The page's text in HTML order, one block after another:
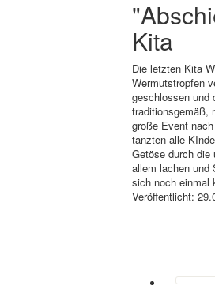
Kita
Die letzten Kita
Wermutstropfen
geschlossen und
traditionsgemäß,
große Event
tanzten alle
Getöse durch die
allem lachen und
sich noch einmal
Veröffentlicht: